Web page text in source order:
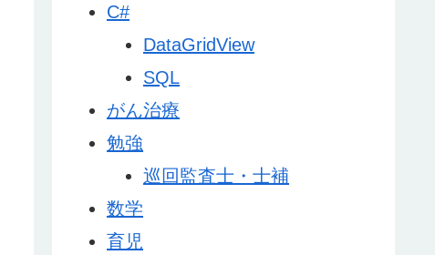
C#
DataGridView
SQL
がん治療
勉強
巡回監査士・士補
数学
育児